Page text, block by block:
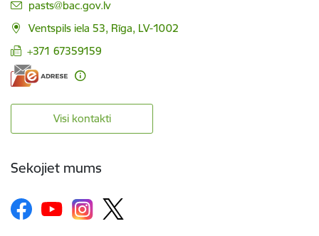
E-pasts:
pasts@bac.gov.lv
Ventspils iela 53, Rīga, LV-1002
+371 67359159
Visi kontakti
Sekojiet mums